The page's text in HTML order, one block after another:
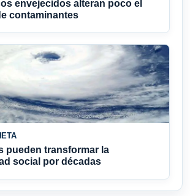
envejecidos alteran poco el
contaminantes
pueden transformar la
social por décadas